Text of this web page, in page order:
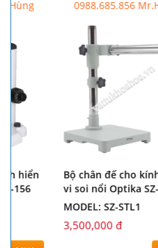
0988.685.856 Mr.Hùng
Bộ chân đế cho kính hiển
vi soi nổi Optika SZ-STL1
MODEL: SZ-STL1
3,500,000 đ